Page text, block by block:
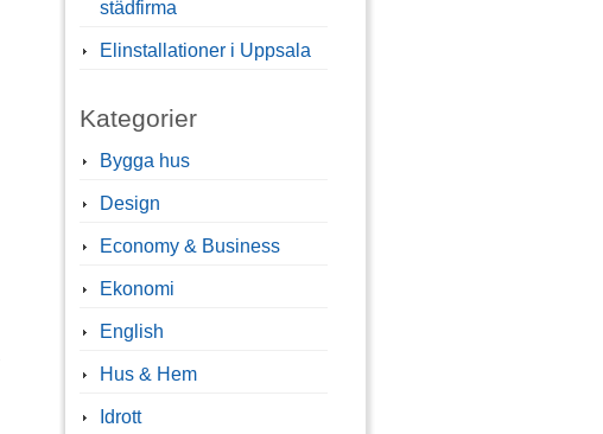
städfirma
Elinstallationer i Uppsala
Kategorier
Bygga hus
Design
Economy & Business
Ekonomi
English
Hus & Hem
Idrott